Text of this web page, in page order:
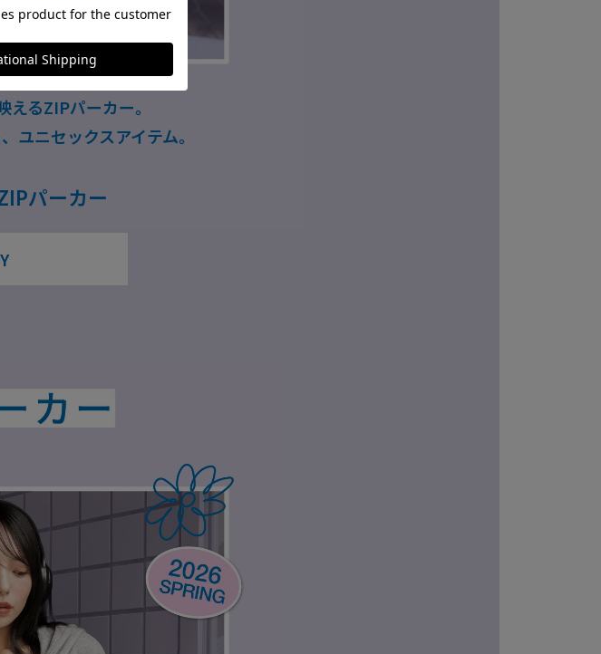
るZIPパーカー。
ユニセックスアイテム。
パーカー